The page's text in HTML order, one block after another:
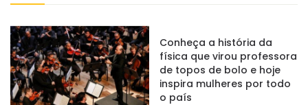
Conheça a história da
física que virou professora
de topos de bolo e hoje
inspira mulheres por todo
o país